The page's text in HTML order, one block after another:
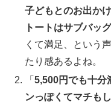
子どもとのお出か
トートはサブバッ
くて満足、という
たり感あるよね。
「5,500円でも十分
ンっぽくてマチも